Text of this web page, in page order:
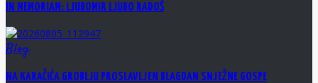
IN MEMORIAM: LJUBOMIR LJUBO RADOŠ
Blog
NA KARAČIĆA GROBLJU PROSLAVLJEN BLAGDAN SNJEŽNE GOSPE